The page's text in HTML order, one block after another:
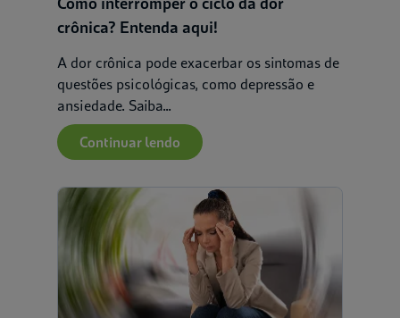
Sintomas físicos
crônica? Entenda aqui!
A dor crônica pode exacerbar os sintomas de
questões psicológicas, como depressão e
ansiedade. Saiba...
Continuar lendo